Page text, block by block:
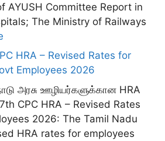
AYUSH Committee Report in
The Ministry of Railways
HRA – Revised Rates for
Employees 2026
அரசு ஊழியர்களுக்கான HRA
CPC HRA – Revised Rates
2026: The Tamil Nadu
HRA rates for employees